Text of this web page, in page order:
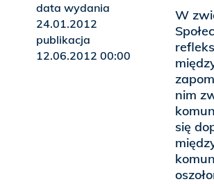
W
nim
się
data wydania
24.01.2012
publikacja
12.06.2012 00:00